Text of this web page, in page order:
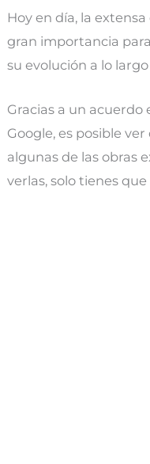
Hoy en día, la
gran importancia
su evolución a lo
Gracias a un
Google, es posible
algunas de las obras
verlas, solo tienes